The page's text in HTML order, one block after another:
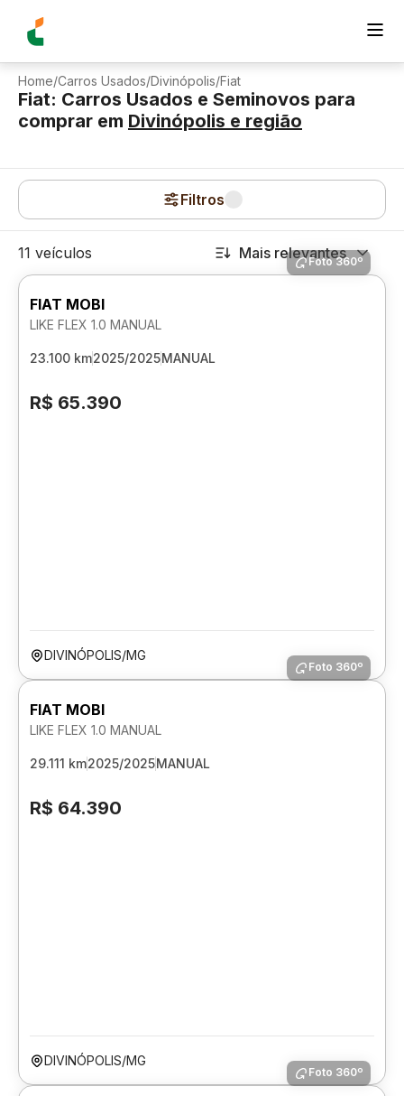
Home/Carros Usados/Divinópolis/Fiat
Fiat: Carros Usados e Seminovos para
comprar em Divinópolis e região
Filtros
11 veículos Mais relevantes
Foto 360º
FIAT MOBI
LIKE FLEX 1.0 MANUAL
23.100 km2025/2025MANUAL
R$ 65.390
DIVINÓPOLIS/MG
Foto 360º
FIAT MOBI
LIKE FLEX 1.0 MANUAL
29.111 km2025/2025MANUAL
R$ 64.390
DIVINÓPOLIS/MG
Foto 360º